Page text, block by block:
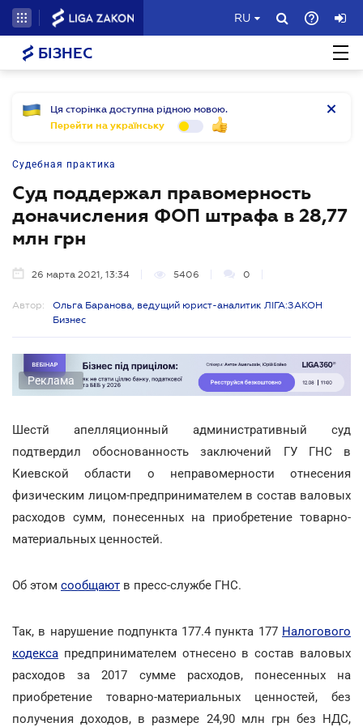
RU
БІЗНЕС
Ця сторінка доступна рідною мовою.
Перейти на українську
Судебная практика
Суд поддержал правомерность
доначисления ФОП штрафа в 28,77
млн грн
26 марта 2021, 13:34 5406 0
Автор:
Ольга Баранова, ведущий юрист-аналитик ЛІГА:ЗАКОН
Бизнес
Реклама
Шестй апелляционный административный суд
подтвердил обоснованность заключений ГУ ГНС в
Киевской области о неправомерности отнесения
физическим лицом-предпринимателем в состав валовых
расходов сумм, понесенных на приобретение товарно-
материальных ценностей.
Об этом сообщают в пресс-службе ГНС.
Так, в нарушение подпункта 177.4 пункта 177 Налогового
кодекса предпринимателем отнесено в состав валовых
расходов за 2017 сумме расходов, понесенных на
приобретение товарно-материальных ценностей, без
получения доходов, в размере 24,90 млн грн без НДС,